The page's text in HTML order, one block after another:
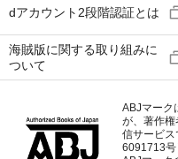
dアカウント2段階認証とは
海賊版に関する取り組みに
ついて
ABJマーク
が、著作
信サービ
6091713号